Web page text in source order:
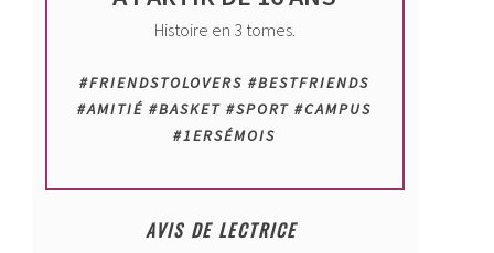
Histoire en 3 tomes.
#FRIENDSTOLOVERS #BESTFRIENDS
#AMITIÉ #BASKET #SPORT #CAMPUS
#1ERSÉMOIS
AVIS DE LECTRICE